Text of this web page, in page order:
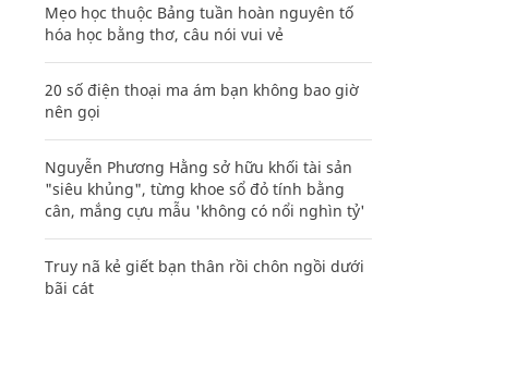
Mẹo học thuộc Bảng tuần hoàn nguyên tố
hóa học bằng thơ, câu nói vui vẻ
20 số điện thoại ma ám bạn không bao giờ
nên gọi
Nguyễn Phương Hằng sở hữu khối tài sản
"siêu khủng", từng khoe sổ đỏ tính bằng
cân, mắng cựu mẫu 'không có nổi nghìn tỷ'
Truy nã kẻ giết bạn thân rồi chôn ngồi dưới
bãi cát